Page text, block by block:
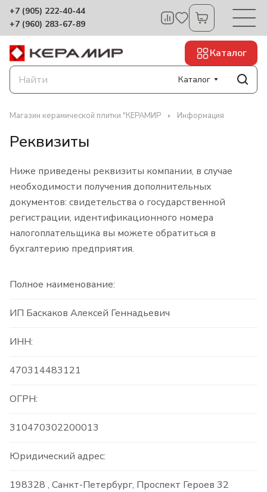
+7 (905) 222-40-44
+7 (960) 283-67-89
Каталог
Каталог
Магазин керамической плитки "КЕРАМИР Информация
Реквизиты
Ниже приведены реквизиты компании, в случае
необходимости получения дополнительных
документов: свидетельства о государственной
регистрации, идентификационного номера
налогоплательщика вы можете обратиться в
бухгалтерию предприятия.
Полное наименование:
ИП Баскаков Алексей Геннадьевич
ИНН:
470314483121
ОГРН:
310470302200013
Юридический адрес:
198328 , Санкт-Петербург, Проспект Героев 32